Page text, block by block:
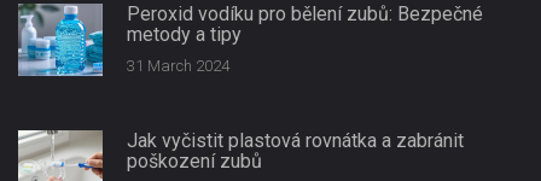
Peroxid vodíku pro bělení zubů: Bezpečné
metody a tipy
31 March 2024
Jak vyčistit plastová rovnátka a zabránit
poškození zubů